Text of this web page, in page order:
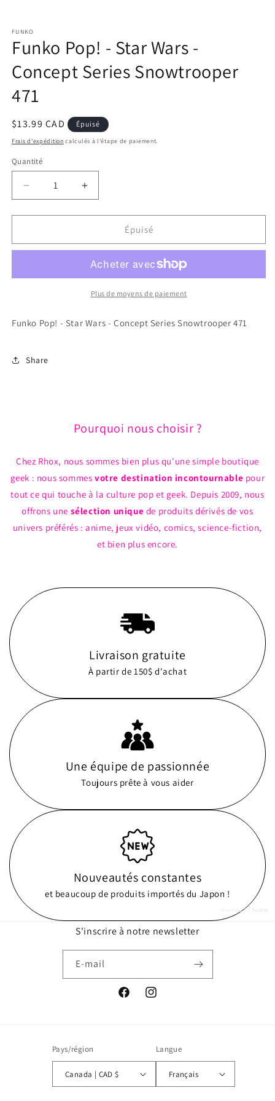
média
1
dans
fenêtre
modale
FUNKO
Funko Pop! - Star Wars -
Concept Series Snowtrooper
471
Prix
habituel
$13.99 CAD Épuisé
Frais d'expédition calculés à l'étape de paiement.
Quantité
Réduire
la
quantité
Funko
Star
Concept
471
Augmenter
la
quantité
Funko
Star
Wars
Concept
Épuisé
Plus de moyens de paiement
Funko Pop! - Star Wars - Concept Series Snowtrooper 471
Share
Pourquoi nous choisir ?
Chez Rhox, nous sommes bien plus qu'une simple boutique
geek : nous sommesvotre destination incontournable pour
tout ce qui touche à la culture pop et geek. Depuis 2009, nous
offrons une sélection unique de produits dérivés de vos
univers préférés : anime, jeux vidéo, comics, science-fiction,
et bien plus encore.
Livraison gratuite
À partir de 150$ d'achat
Une équipe de passionnée
Toujours prête à vous aider
Nouveautés constantes
et beaucoup de produits importés du Japon !
powered by
S'inscrire à notre newsletter
E-mail
FacebookInstagram
Pays/région
Canada | CAD $
Langue
Français